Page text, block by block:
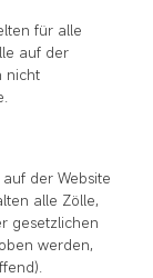
für alle
auf der
nicht
der Website
alle Zölle,
gesetzlichen
werden,